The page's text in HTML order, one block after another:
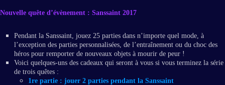
Nouvelle quête d’évènement : Sanssaint 2017
Pendant la Sanssaint, jouez 25 parties dans n’importe quel mode, à
l’exception des parties personnalisées, de l’entraînement ou du choc des
héros pour remporter de nouveaux objets à mourir de peur !
Voici quelques-uns des cadeaux qui seront à vous si vous terminez la série
de trois quêtes :
1re partie : jouer 2 parties pendant la Sanssaint